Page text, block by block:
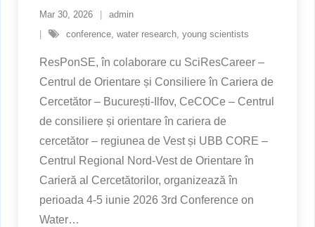
Mar 30, 2026
admin
conference, water research, young scientists
ResPonSE, în colaborare cu SciResCareer –
Centrul de Orientare și Consiliere în Cariera de
Cercetător – București-Ilfov, CeCOCe – Centrul
de consiliere și orientare în cariera de
cercetător – regiunea de Vest și UBB CORE –
Centrul Regional Nord-Vest de Orientare în
Carieră al Cercetătorilor, organizează în
perioada 4-5 iunie 2026 3rd Conference on
Water…